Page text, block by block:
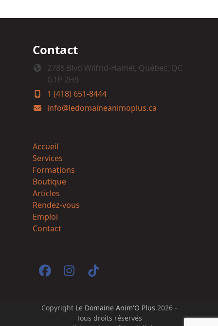
Contact
2785 Blvd Wilfrid-Hamel, Québec, QC
G1P 2H9
1 (418) 651-8444
info@ledomaineanimoplus.ca
Accueil
Services
Formations
Boutique
Articles
Rendez-vous
Emploi
Contact
Facebook
Instagram
Tiktok
Copyright Le Domaine Anim'O Plus 2026 -
Tous droits réservés